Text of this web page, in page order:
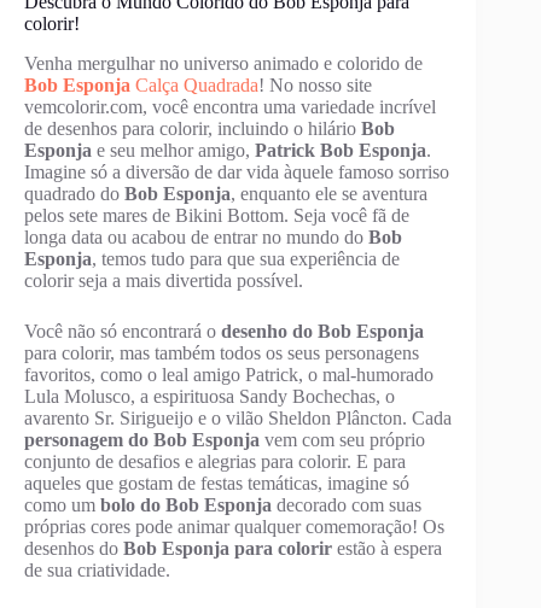
colorir!
Venha mergulhar no universo animado e colorido de
Bob Esponja Calça Quadrada! No nosso site
vemcolorir.com, você encontra uma variedade incrível
de desenhos para colorir, incluindo o hilário Bob
Esponja e seu melhor amigo, Patrick Bob Esponja.
Imagine só a diversão de dar vida àquele famoso sorriso
quadrado do Bob Esponja, enquanto ele se aventura
pelos sete mares de Bikini Bottom. Seja você fã de
longa data ou acabou de entrar no mundo do Bob
Esponja, temos tudo para que sua experiência de
colorir seja a mais divertida possível.
Você não só encontrará o desenho do Bob Esponja
para colorir, mas também todos os seus personagens
favoritos, como o leal amigo Patrick, o mal-humorado
Lula Molusco, a espirituosa Sandy Bochechas, o
avarento Sr. Sirigueijo e o vilão Sheldon Plâncton. Cada
personagem do Bob Esponja vem com seu próprio
conjunto de desafios e alegrias para colorir. E para
aqueles que gostam de festas temáticas, imagine só
como um bolo do Bob Esponja decorado com suas
próprias cores pode animar qualquer comemoração! Os
desenhos do Bob Esponja para colorir estão à espera
de sua criatividade.